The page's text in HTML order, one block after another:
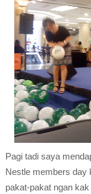
Pagi tadi saya
Nestle members day
pakat-pakat ngan